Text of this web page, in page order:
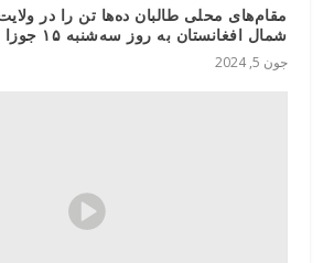
مقام‌های محلی طالبان ده‌ها تن را در
شمال افغانستان به روز سه‌شنبه ۱۵ جوزا شلاق زدند
جون 5, 2024